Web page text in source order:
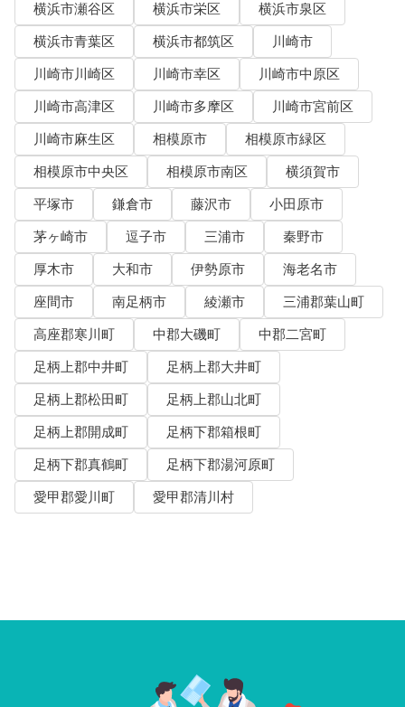
横浜市瀬谷区
横浜市栄区
横浜市泉区
横浜市青葉区
横浜市都筑区
川崎市
川崎市川崎区
川崎市幸区
川崎市中原区
川崎市高津区
川崎市多摩区
川崎市宮前区
川崎市麻生区
相模原市
相模原市緑区
相模原市中央区
相模原市南区
横須賀市
平塚市
鎌倉市 藤沢市
小田原市
茅ヶ崎市
逗子市 三浦市
秦野市
厚木市
大和市 伊勢原市
海老名市
座間市
南足柄市 綾瀬市
三浦郡葉山町
高座郡寒川町
中郡大磯町
中郡二宮町
足柄上郡中井町
足柄上郡大井町
足柄上郡松田町
足柄上郡山北町
足柄上郡開成町
足柄下郡箱根町
足柄下郡真鶴町
足柄下郡湯河原町
愛甲郡愛川町
愛甲郡清川村